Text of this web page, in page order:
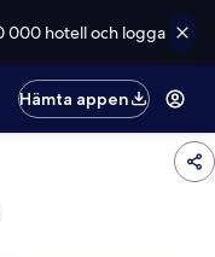
000 hotell och logga
Hämta appen